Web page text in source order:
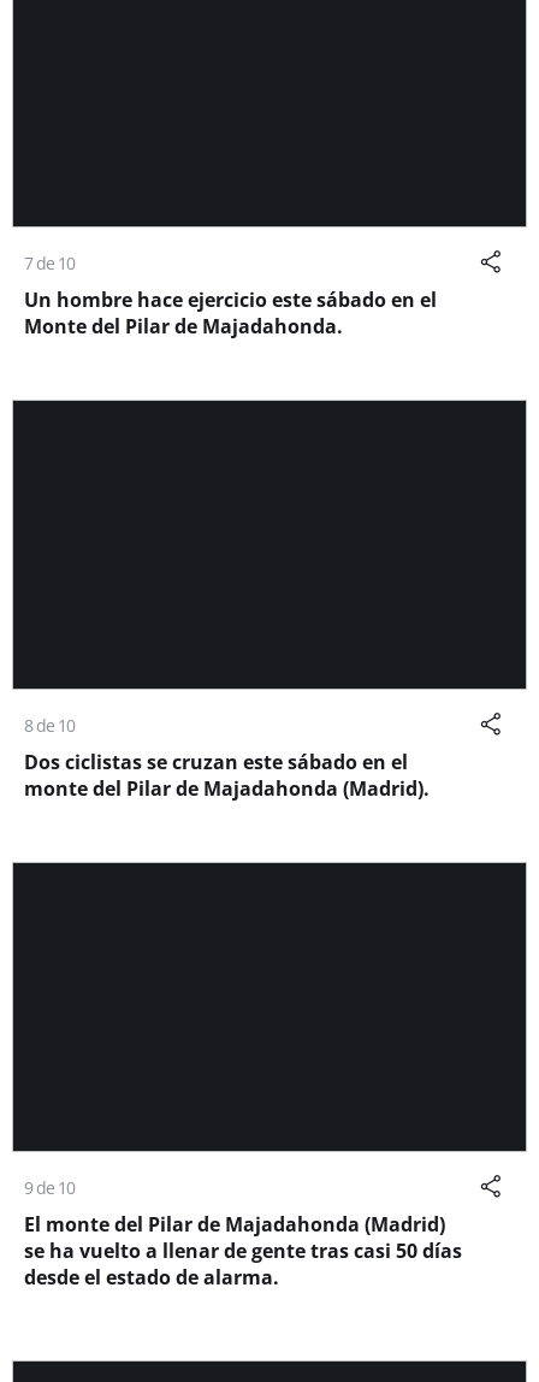
7 de 10
Un hombre hace ejercicio este sábado en el
Monte del Pilar de Majadahonda.
8 de 10
Dos ciclistas se cruzan este sábado en el
monte del Pilar de Majadahonda (Madrid).
9 de 10
El monte del Pilar de Majadahonda (Madrid)
se ha vuelto a llenar de gente tras casi 50 días
desde el estado de alarma.